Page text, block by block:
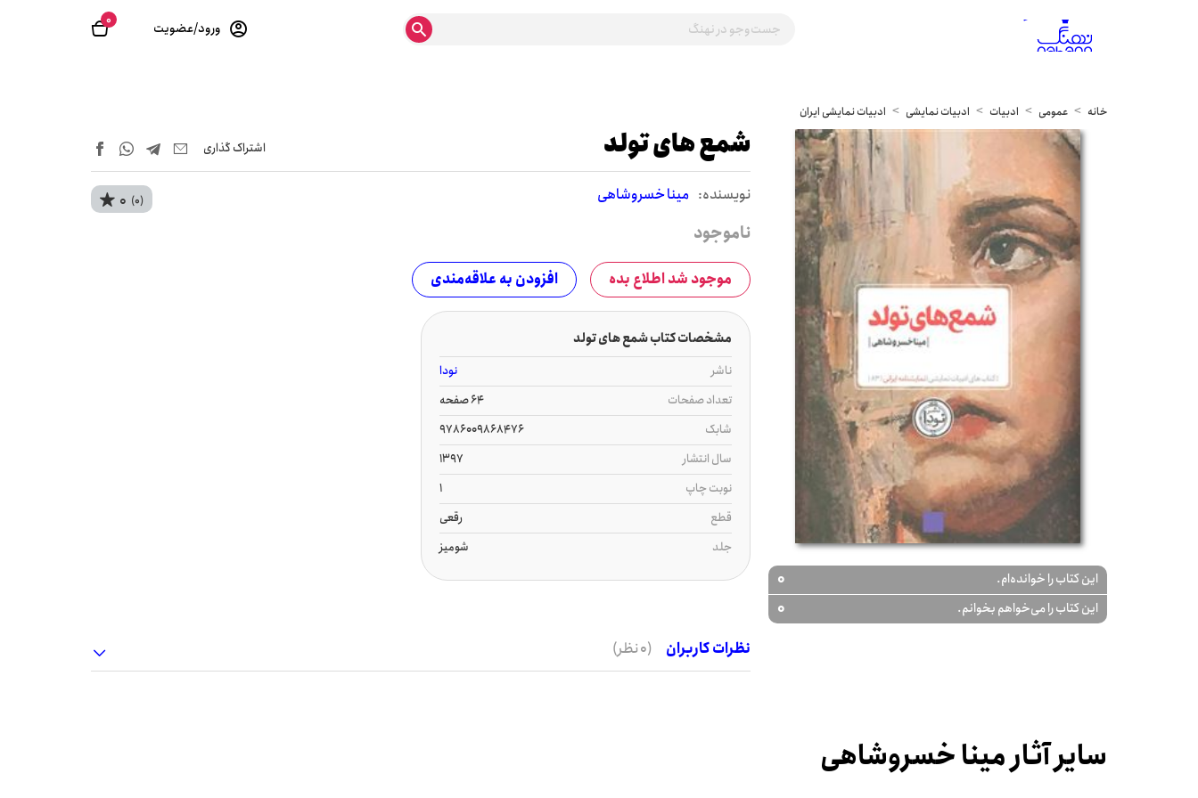
0 ورود/عضویت
خانه عمومی ادبیات ادبیات نمایشی ادبیات نمایشی ایران
این کتاب را خوانده‌ام. 0
این کتاب را می‌خواهم بخوانم. 0
شمع های تولد اشتراک‌ گذاری
نويسنده: مینا خسروشاهی 0 (0)
ناموجود
موجود شد اطلاع بده افزودن به علاقه‌مندی
مشخصات کتاب شمع های تولد
ناشر
نودا
تعداد صفحات
64 صفحه
شابک
9786009868476
سال انتشار
1397
نوبت چاپ
1
قطع
رقعی
جلد
شومیز
نظرات کاربران (0 نظر)
سایر آثار مینا خسروشاهی